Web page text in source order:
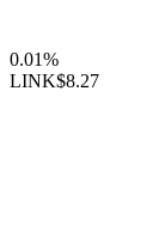
0.01%
LINK$8.27